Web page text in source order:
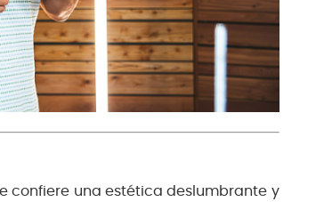
confiere una estética deslumbrante y